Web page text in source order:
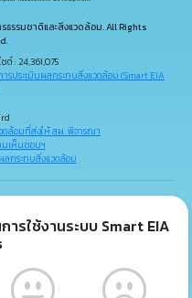
รรมชาติและสิ่งแวดล้อม. All Rights
: 24,361,075
ประเมินผลกระทบสิ่งแวดล้อม (Smart EIA
ดล้อมที่ส่งให้ สผ. พิจารณา
มเห็นชอบฯ
ลกระทบสิ่งแวดล้อม
รใช้งานระบบ Smart EIA